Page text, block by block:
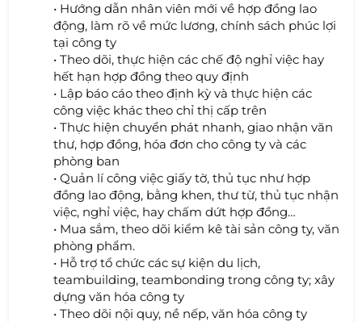
• Hướng dẫn nhân viên mới về hợp đồng lao
động, làm rõ về mức lương, chính sách phúc lợi
tại công ty
• Theo dõi, thực hiện các chế độ nghỉ việc hay
hết hạn hợp đồng theo quy định
• Lập báo cáo theo định kỳ và thực hiện các
công việc khác theo chỉ thị cấp trên
• Thực hiện chuyển phát nhanh, giao nhận văn
thư, hợp đồng, hóa đơn cho công ty và các
phòng ban
• Quản lí công việc giấy tờ, thủ tục như hợp
đồng lao động, bằng khen, thư từ, thủ tục nhận
việc, nghỉ việc, hay chấm dứt hợp đồng…
• Mua sắm, theo dõi kiểm kê tài sản công ty, văn
phòng phẩm.
• Hỗ trợ tổ chức các sự kiện du lịch,
teambuilding, teambonding trong công ty; xây
dựng văn hóa công ty
• Theo dõi nội quy, nề nếp, văn hóa công ty